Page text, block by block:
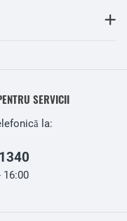
SERVICII
la:
16:00